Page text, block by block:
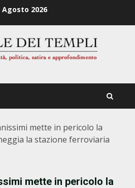
Agosto 2026
mette in pericolo la
la stazione ferroviaria
mette in pericolo la